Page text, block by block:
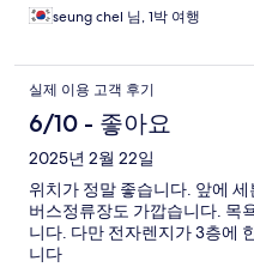
seung chel 님, 1박 여행
실제 이용 고객 후기
6/10 - 좋아요
2025년 2월 22일
위치가 정말 좋습니다. 앞에
버스정류장도 가깝습니다. 목
니다. 다만 전자렌지가 3층에
니다